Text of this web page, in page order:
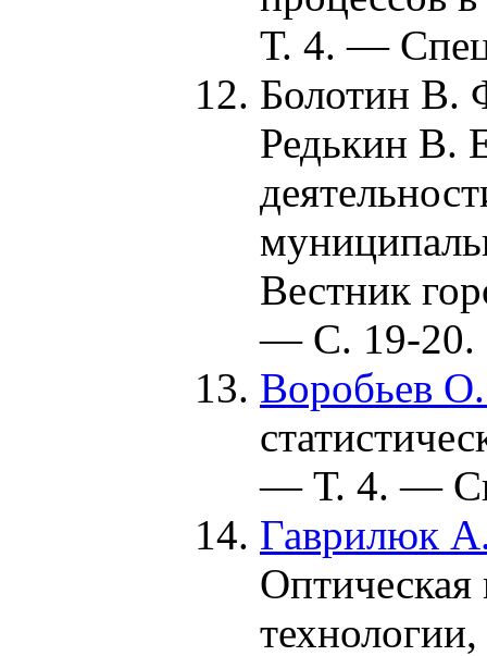
Т. 4. —
Болотин В.
Редькин В.
Вестник
— С. 19-20.
Воробьев
— Т. 4. —
Гаврилюк
Оптическая
технологии,